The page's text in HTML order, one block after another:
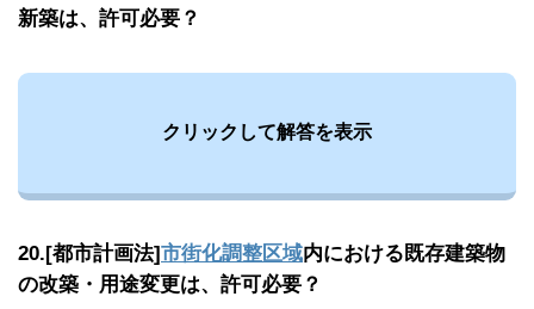
新築は、許可必要？
クリックして解答を表示
20.[都市計画法]市街化調整区域内における既存建築物
の改築・用途変更は、許可必要？